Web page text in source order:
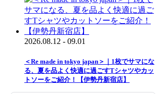
2026.08.12 - 09.01
＜Re made in tokyo japan＞｜1枚でサマにな
る、夏を品よく快適に過ごすTシャツやカッ
トソーをご紹介！【伊勢丹新宿店】